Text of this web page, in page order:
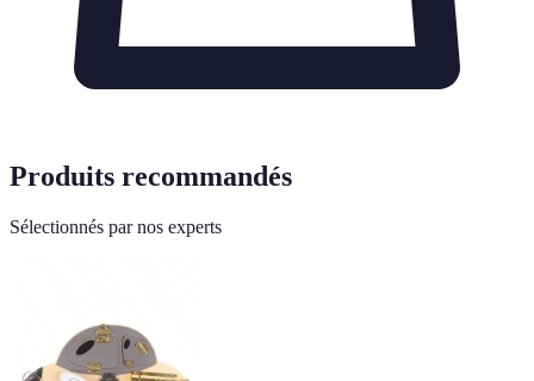
Produits recommandés
Sélectionnés par nos experts